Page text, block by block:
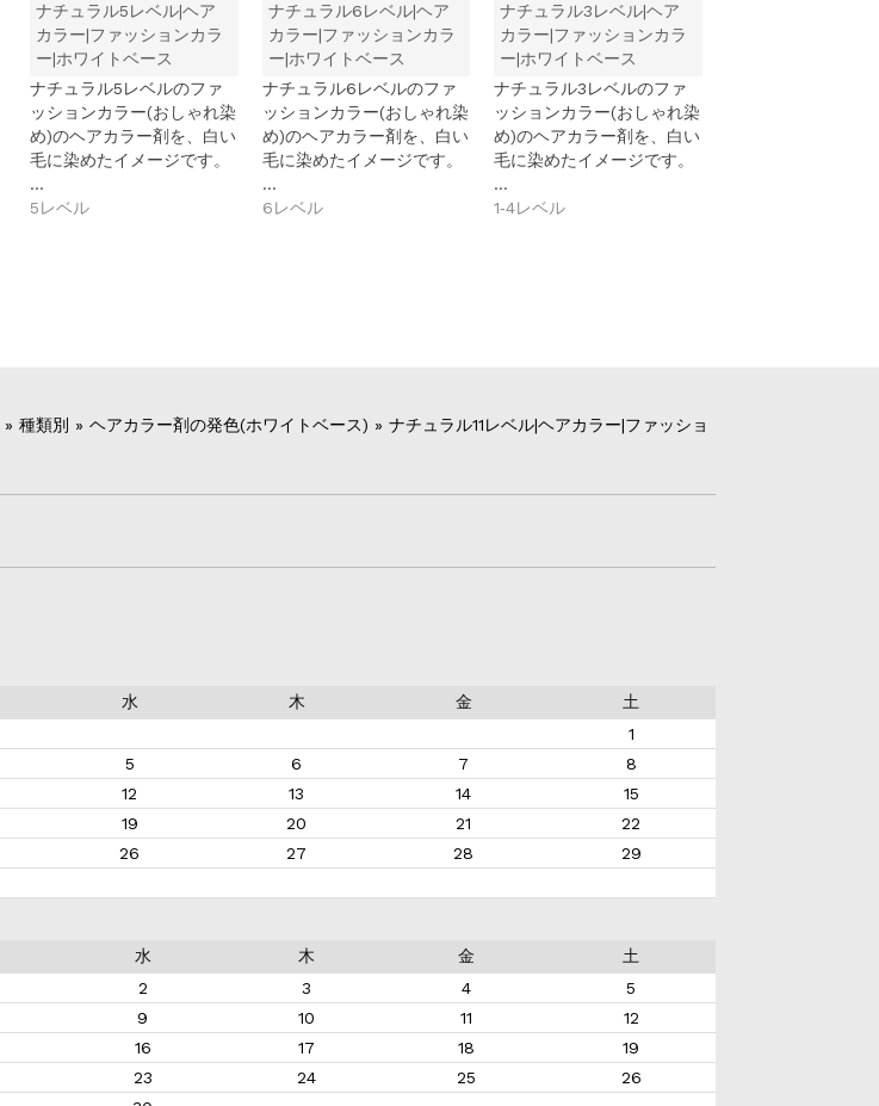
ナチュラル5レベル|ヘア
カラー|ファッションカラ
ー|ホワイトベース
ナチュラル5レベルのファ
ッションカラー(おしゃれ染
め)のヘアカラー剤を、白い
毛に染めたイメージです。
…
5レベル
ナチュラル6レベル|ヘア
カラー|ファッションカラ
ー|ホワイトベース
ナチュラル6レベルのファ
ッションカラー(おしゃれ染
め)のヘアカラー剤を、白い
毛に染めたイメージです。
…
6レベル
ナチュラル3レベル|ヘア
カラー|ファッションカラ
ー|ホワイトベース
ナチュラル3レベルのファ
ッションカラー(おしゃれ染
め)のヘアカラー剤を、白い
毛に染めたイメージです。
…
1‐4レベル
» 種類別 » ヘアカラー剤の発色(ホワイトベース) » ナチュラル11レベル|ヘアカラー|ファッショ
水 木 金
土
1
5 6 7
8
12 13 14
15
19 20 21
22
26 27 28
29
水 木 金
土
2 3 4
5
9 10 11
12
16 17 18
19
23 24 25
26